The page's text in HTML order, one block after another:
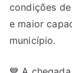
condições
e maior
município.